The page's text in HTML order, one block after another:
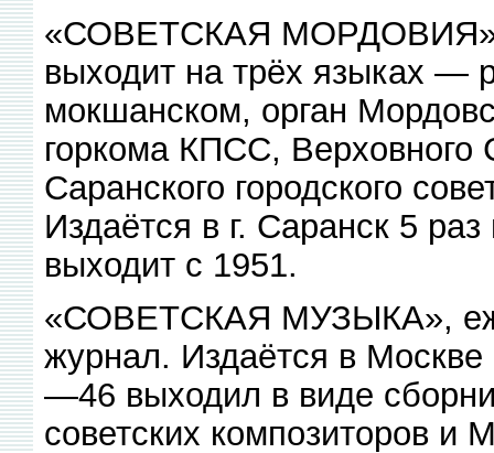
«СОВЕТСКАЯ МОРДОВИЯ»,
выходит на трёх языках —
мокшанском, орган
горкома КПСС,
Саранского городского
Издаётся в г. Саранск 5
выходит с 1951.
«СОВЕТСКАЯ МУЗЫКА»,
журнал. Издаётся в
—46 выходил в виде
советских композиторов и